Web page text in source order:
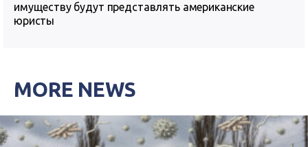
имуществу будут представлять американские
юристы
MORE NEWS